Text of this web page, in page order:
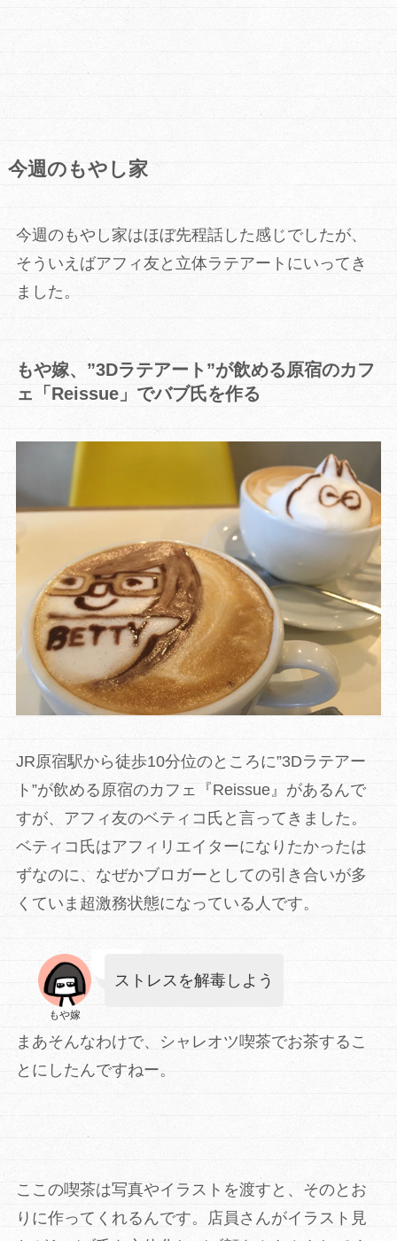
今週のもやし家
今週のもやし家はほぼ先程話した感じでしたが、
そういえばアフィ友と立体ラテアートにいってき
ました。
もや嫁、”3Dラテアート”が飲める原宿のカフ
ェ「Reissue」でバブ氏を作る
JR原宿駅から徒歩10分位のところに”3Dラテアー
ト”が飲める原宿のカフェ『Reissue』があるんで
すが、アフィ友のベティコ氏と言ってきました。
ベティコ氏はアフィリエイターになりたかったは
ずなのに、なぜかブロガーとしての引き合いが多
くていま超激務状態になっている人です。
もや嫁
ストレスを解毒しよう
まあそんなわけで、シャレオツ喫茶でお茶するこ
とにしたんですねー。
ここの喫茶は写真やイラストを渡すと、そのとお
りに作ってくれるんです。店員さんがイラスト見